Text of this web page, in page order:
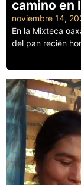
camino en
noviembre 14,
En la Mixteca
del pan recién